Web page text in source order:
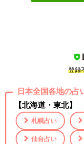
登録
日本全国各地の占
【北海道・東北】
札幌占い
仙台占い